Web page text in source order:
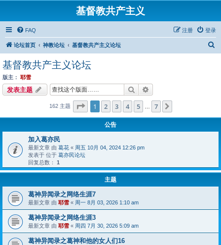
基督教共产主义
FAQ 登录
注册
论坛首页 神教论坛 基督教共产主义论坛
基督教共产主义论坛
版主： 耶雪
发表主题 搜索
162 主题 分页：1 7
1 2 3 4 5 7
公告
加入葛亦民
最新文章 由 葛花 « 周五 10月 04, 2024 12:26 pm
发表于 位于 葛亦民论坛
回复总数： 1
主题
葛神异闻录之网络生涯7
最新文章 由 耶雪 « 周一 8月 03, 2026 1:10 am
葛神异闻录之网络生涯3
最新文章 由 耶雪 « 周四 7月 30, 2026 5:09 am
葛神异闻录之葛神和他的女人们16